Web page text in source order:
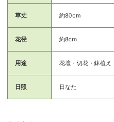
草丈 約80cm
花径 約8cm
用途 花壇・切花・鉢植え
日照 日なた